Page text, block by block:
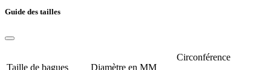
Guide des tailles
Taille de bagues Diamètre en MM
Circonférence